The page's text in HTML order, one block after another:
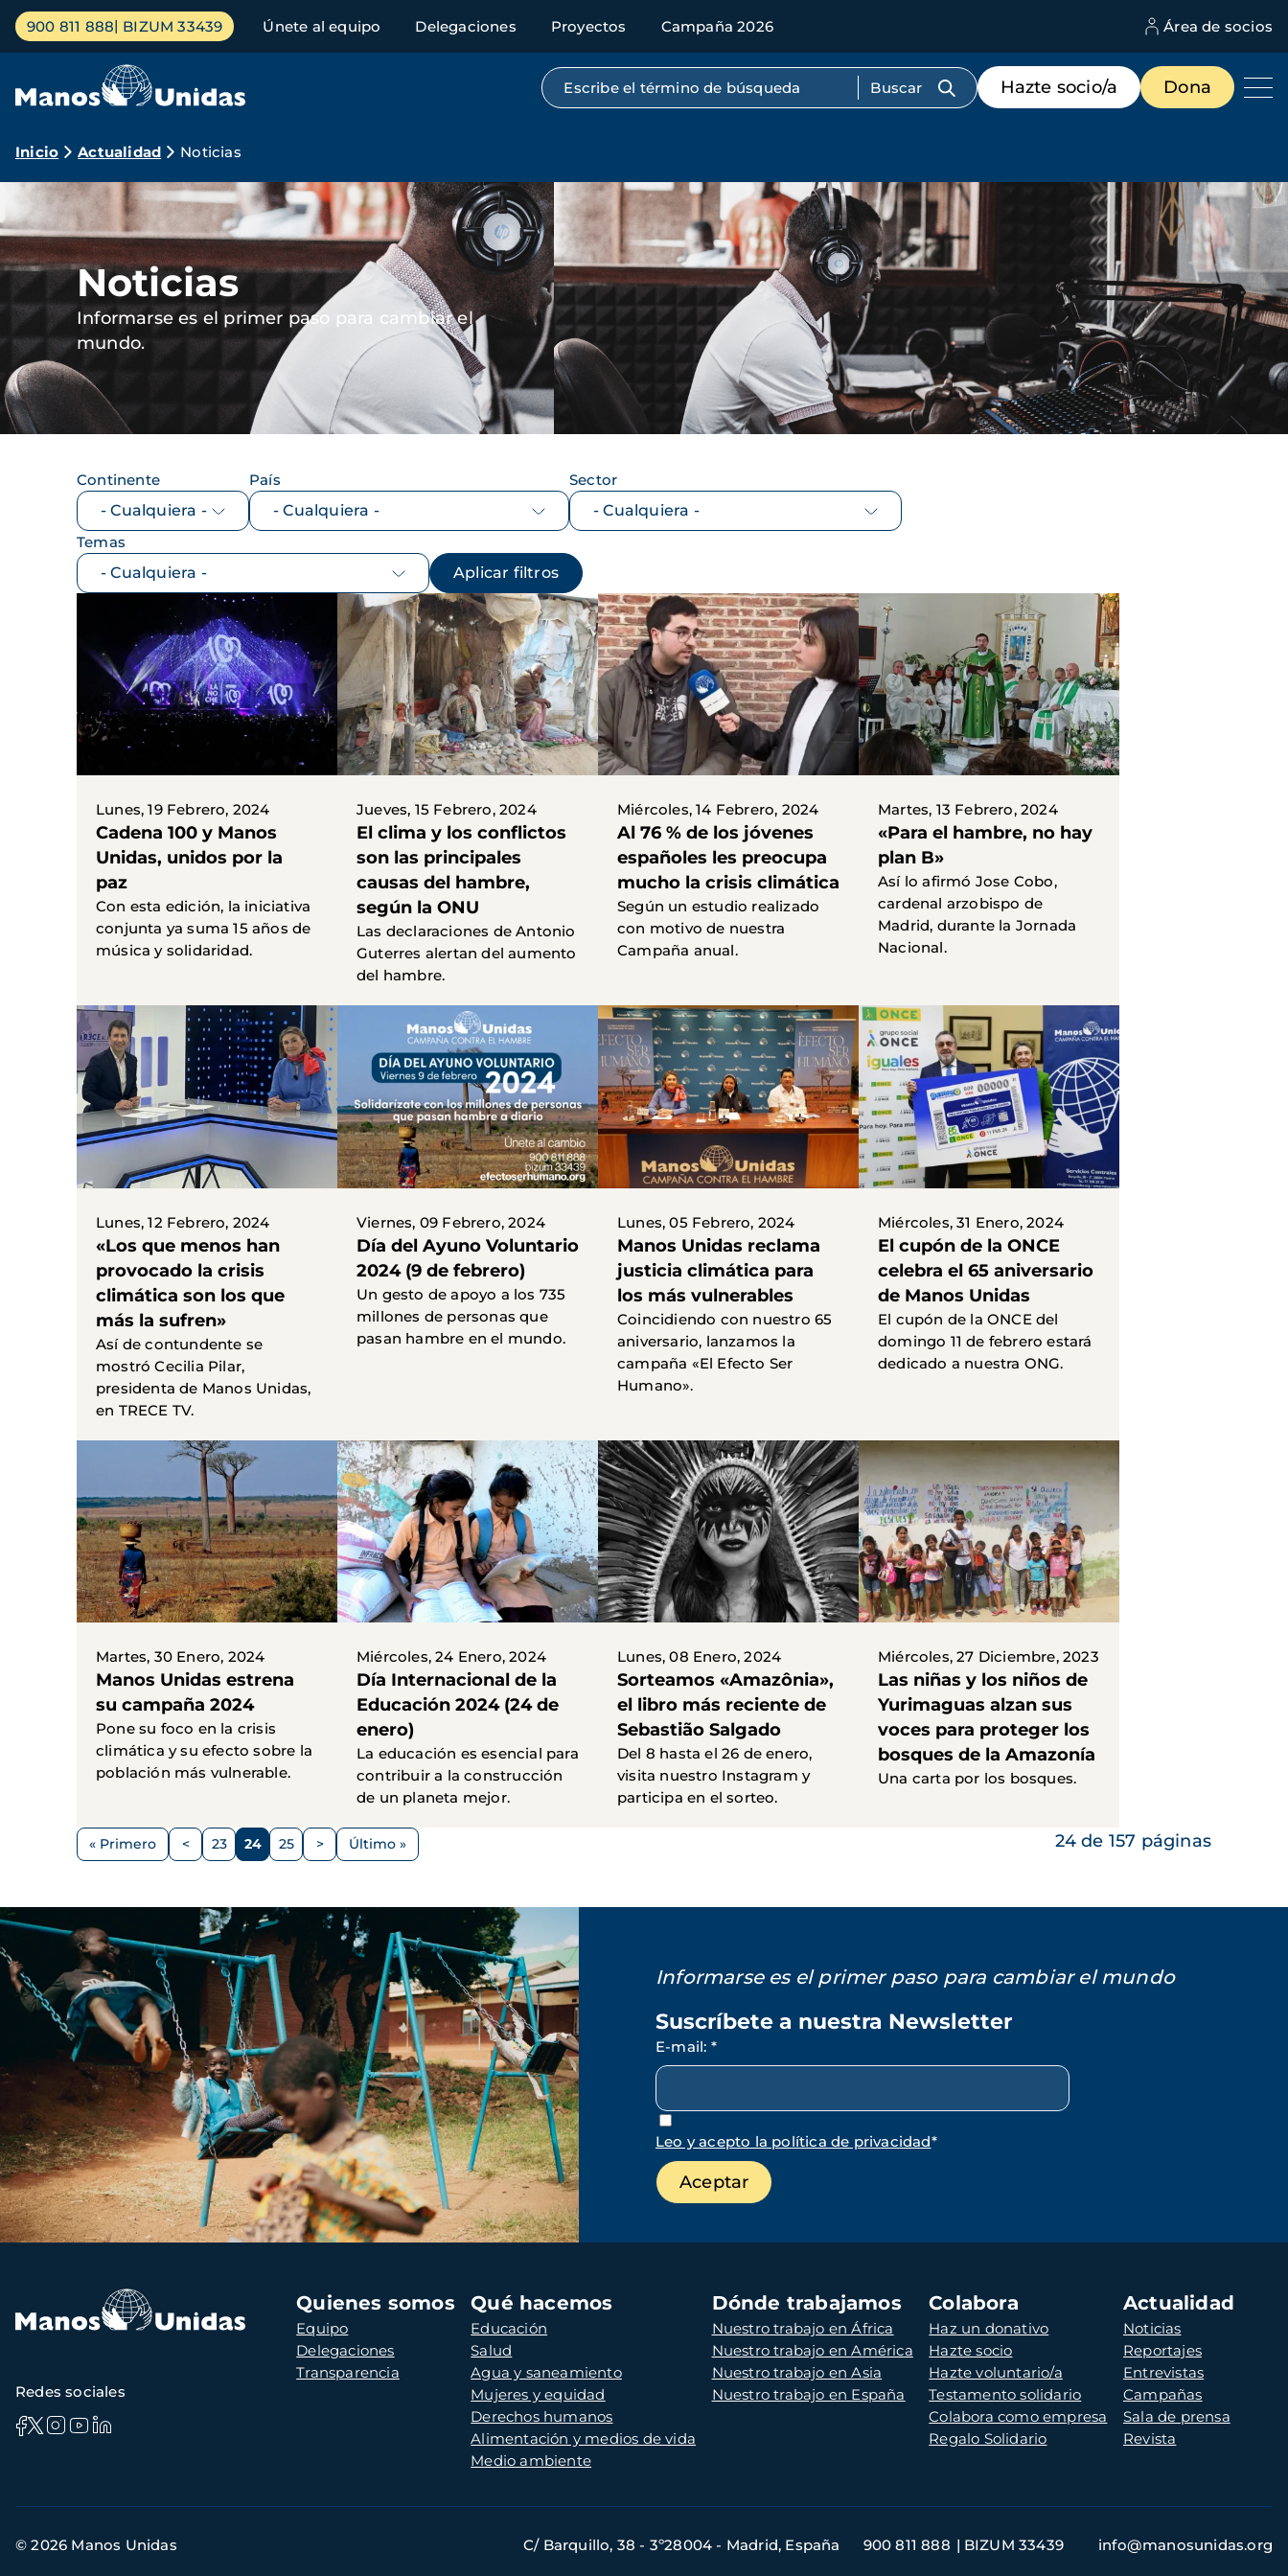
Pasar
contenido
Menú
principal
900 811 888 BIZUM 33439 Únete al equipo Delegaciones Proyectos Campaña 2026 Área de socios
Búsqueda por texto completo
Menú
de
destacados
Hazte socio/a Dona
Ruta
de
navegación
Inicio Actualidad Noticias
Imagen Imagen
Noticias
Informarse es el primer paso para cambiar el
mundo.
Continente País Sector
Temas
Lunes, 19 Febrero, 2024
Cadena 100 y Manos
Unidas, unidos por la
paz
Con esta edición, la iniciativa
conjunta ya suma 15 años de
música y solidaridad.
Jueves, 15 Febrero, 2024
El clima y los conflictos
son las principales
causas del hambre,
según la ONU
Las declaraciones de Antonio
Guterres alertan del aumento
del hambre.
Miércoles, 14 Febrero, 2024
Al 76 % de los jóvenes
españoles les preocupa
mucho la crisis climática
Según un estudio realizado
con motivo de nuestra
Campaña anual.
Martes, 13 Febrero, 2024
«Para el hambre, no hay
plan B»
Así lo afirmó Jose Cobo,
cardenal arzobispo de
Madrid, durante la Jornada
Nacional.
Lunes, 12 Febrero, 2024
«Los que menos han
provocado la crisis
climática son los que
más la sufren»
Así de contundente se
mostró Cecilia Pilar,
presidenta de Manos Unidas,
en TRECE TV.
Viernes, 09 Febrero, 2024
Día del Ayuno Voluntario
2024 (9 de febrero)
Un gesto de apoyo a los 735
millones de personas que
pasan hambre en el mundo.
Lunes, 05 Febrero, 2024
Manos Unidas reclama
justicia climática para
los más vulnerables
Coincidiendo con nuestro 65
aniversario, lanzamos la
campaña «El Efecto Ser
Humano».
Miércoles, 31 Enero, 2024
El cupón de la ONCE
celebra el 65 aniversario
de Manos Unidas
El cupón de la ONCE del
domingo 11 de febrero estará
dedicado a nuestra ONG.
Martes, 30 Enero, 2024
Manos Unidas estrena
su campaña 2024
Pone su foco en la crisis
climática y su efecto sobre la
población más vulnerable.
Miércoles, 24 Enero, 2024
Día Internacional de la
Educación 2024 (24 de
enero)
La educación es esencial para
contribuir a la construcción
de un planeta mejor.
Lunes, 08 Enero, 2024
Sorteamos «Amazônia»,
el libro más reciente de
Sebastião Salgado
Del 8 hasta el 26 de enero,
visita nuestro Instagram y
participa en el sorteo.
Miércoles, 27 Diciembre, 2023
Las niñas y los niños de
Yurimaguas alzan sus
voces para proteger los
bosques de la Amazonía
Una carta por los bosques.
Paginación
Primera
« Primero
Página
< Página
23 Página
24 Página
25
Siguiente
>
Última
Último » 24 de 157 páginas
Informarse es el primer paso para cambiar el mundo
Suscríbete a nuestra Newsletter
E-mail: *
Leo y acepto la política de privacidad*
Navegación
principal
Quienes somos
Equipo
Delegaciones
Transparencia
Qué hacemos
Educación
Salud
Agua y saneamiento
Mujeres y equidad
Derechos humanos
Alimentación y medios de vida
Medio ambiente
Dónde trabajamos
Nuestro trabajo en África
Nuestro trabajo en América
Nuestro trabajo en Asia
Nuestro trabajo en España
Colabora
Haz un donativo
Hazte socio
Hazte voluntario/a
Testamento solidario
Colabora como empresa
Regalo Solidario
Actualidad
Noticias
Reportajes
Entrevistas
Campañas
Sala de prensa
Revista
Redes sociales
de
© 2026 Manos Unidas C/ Barquillo, 38 - 3º28004 - Madrid, España 900 811 888 BIZUM 33439 info@manosunidas.org